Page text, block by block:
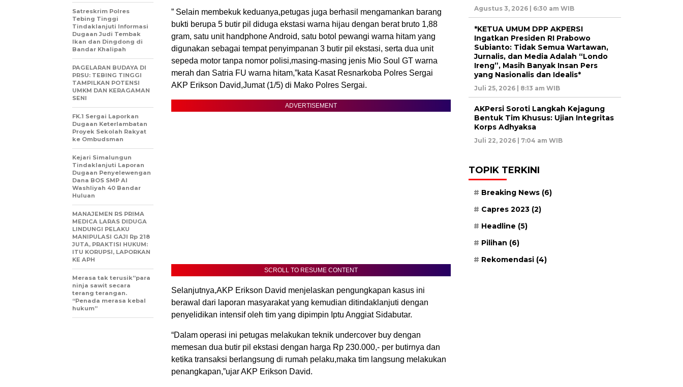
” Selain membekuk keduanya,petugas juga berhasil mengamankan barang
bukti berupa 5 butir pil diduga ekstasi warna hijau dengan berat bruto 1,88
gram, satu unit handphone Android, satu botol pewangi warna hitam yang
digunakan sebagai tempat penyimpanan 3 butir pil ekstasi, serta dua unit
sepeda motor tanpa nomor polisi,masing-masing jenis Mio Soul GT warna
merah dan Satria FU warna hitam,”kata Kasat Resnarkoba Polres Sergai
AKP Erikson David,Jumat (1/5) di Mako Polres Sergai.
ADVERTISEMENT
SCROLL TO RESUME CONTENT
Selanjutnya,AKP Erikson David menjelaskan pengungkapan kasus ini
berawal dari laporan masyarakat yang kemudian ditindaklanjuti dengan
penyelidikan intensif oleh tim yang dipimpin Iptu Anggiat Sidabutar.
“Dalam operasi ini petugas melakukan teknik undercover buy dengan
memesan dua butir pil ekstasi dengan harga Rp 230.000,- per butirnya dan
ketika transaksi berlangsung di rumah pelaku,maka tim langsung melakukan
penangkapan,”ujar AKP Erikson David.
Satreskrim Polres
Tebing Tinggi
Tindaklanjuti Informasi
Dugaan Judi Tembak
Ikan dan Dingdong di
Bandar Khalipah
PAGELARAN BUDAYA DI
PRSU: TEBING TINGGI
TAMPILKAN POTENSI
UMKM DAN KERAGAMAN
SENI
FK.1 Sergai Laporkan
Dugaan Keterlambatan
Proyek Sekolah Rakyat
ke Ombudsman
Kejari Simalungun
Tindaklanjuti Laporan
Dugaan Penyelewengan
Dana BOS SMP Al
Washliyah 40 Bandar
Huluan
MANAJEMEN RS PRIMA
MEDICA LARAS DIDUGA
LINDUNGI PELAKU
MANIPULASI GAJI Rp 218
JUTA, PRAKTISI HUKUM:
ITU KORUPSI, LAPORKAN
KE APH
Merasa tak terusik”para
ninja sawit secara
terang terangan.
“Penada merasa kebal
hukum”
Agustus 3, 2026 | 6:30 am WIB
*KETUA UMUM DPP AKPERSI
Ingatkan Presiden RI Prabowo
Subianto: Tidak Semua Wartawan,
Jurnalis, dan Media Adalah “Londo
Ireng”, Masih Banyak Insan Pers
yang Nasionalis dan Idealis*
Juli 25, 2026 | 8:13 am WIB
AKPersi Soroti Langkah Kejagung
Bentuk Tim Khusus: Ujian Integritas
Korps Adhyaksa
Juli 22, 2026 | 7:04 am WIB
TOPIK TERKINI
Breaking News (6)
Capres 2023 (2)
Headline (5)
Pilihan (6)
Rekomendasi (4)